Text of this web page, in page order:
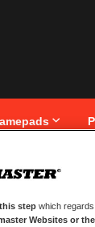
step which
Websites or